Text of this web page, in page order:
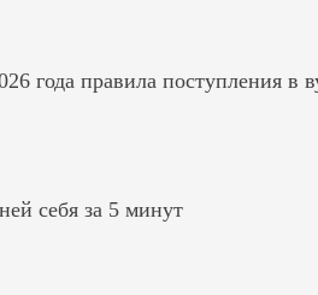
года правила поступления в
себя за 5 минут